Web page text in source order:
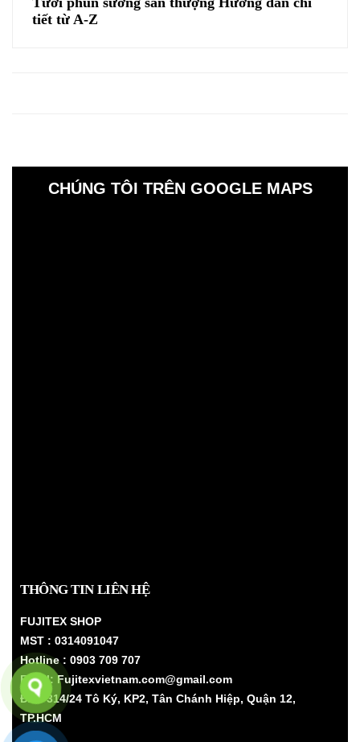
tiết từ A-Z
CHÚNG TÔI TRÊN GOOGLE MAPS
THÔNG TIN LIÊN HỆ
FUJITEX SHOP
MST : 0314091047
Hotline : 0903 709 707
Email: Fujitexvietnam.com@gmail.com
Đ/C: 314/24 Tô Ký, KP2, Tân Chánh Hiệp, Quận 12,
TP.HCM